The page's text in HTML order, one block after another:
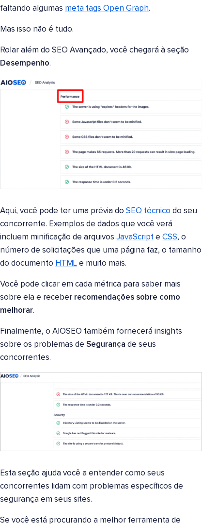
faltando algumas meta tags Open Graph.
Mas isso não é tudo.
Rolar além do SEO Avançado, você chegará à seção
Desempenho.
Aqui, você pode ter uma prévia do SEO técnico do seu
concorrente. Exemplos de dados que você verá
incluem minificação de arquivos JavaScript e CSS, o
número de solicitações que uma página faz, o tamanho
do documento HTML e muito mais.
Você pode clicar em cada métrica para saber mais
sobre ela e receber recomendações sobre como
melhorar.
Finalmente, o AIOSEO também fornecerá insights
sobre os problemas de Segurança de seus
concorrentes.
Esta seção ajuda você a entender como seus
concorrentes lidam com problemas específicos de
segurança em seus sites.
Se você está procurando a melhor ferramenta de